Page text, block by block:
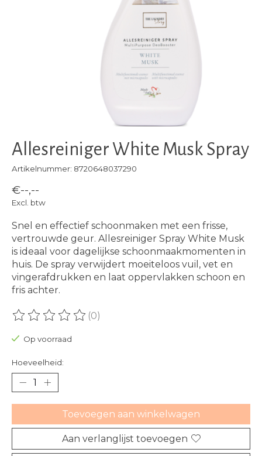
Allesreiniger White Musk Spray
Artikelnummer: 8720648037290
€--,--
Excl. btw
Snel en effectief schoonmaken met een frisse,
vertrouwde geur. Allesreiniger Spray White Musk
is ideaal voor dagelijkse schoonmaakmomenten in
huis. De spray verwijdert moeiteloos vuil, vet en
vingerafdrukken en laat oppervlakken schoon en
fris achter.
De beoordeling van dit product is
(0)
Op voorraad
Hoeveelheid:
Toevoegen aan winkelwagen
Aan verlanglijst toevoegen